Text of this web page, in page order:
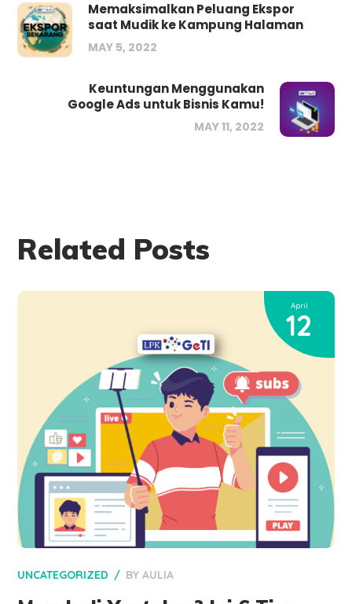
Memaksimalkan Peluang Ekspor
saat Mudik ke Kampung Halaman
MAY 5, 2022
Keuntungan Menggunakan
Google Ads untuk Bisnis Kamu!
MAY 11, 2022
Related Posts
April
12
UNCATEGORIZED BYAULIA